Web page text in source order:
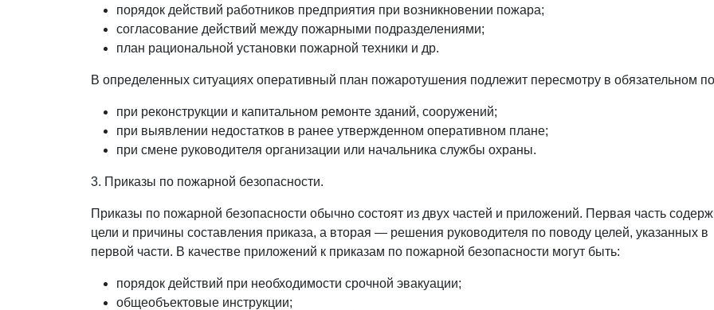
порядок действий работников предприятия при возникновении пожара;
согласование действий между пожарными подразделениями;
план рациональной установки пожарной техники и др.
В определенных ситуациях оперативный план пожаротушения подлежит пересмотру в обязательном
при реконструкции и капитальном ремонте зданий, сооружений;
при выявлении недостатков в ранее утвержденном оперативном плане;
при смене руководителя организации или начальника службы охраны.
3. Приказы по пожарной безопасности.
Приказы по пожарной безопасности обычно состоят из двух частей и приложений. Первая часть
цели и причины составления приказа, а вторая — решения руководителя по поводу целей, указанных в
первой части. В качестве приложений к приказам по пожарной безопасности могут быть:
порядок действий при необходимости срочной эвакуации;
общеобъектовые инструкции;